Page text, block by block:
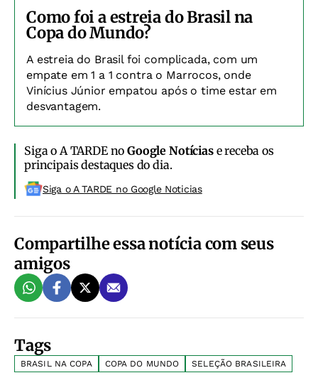
Como foi a estreia do Brasil na
Copa do Mundo?
A estreia do Brasil foi complicada, com um
empate em 1 a 1 contra o Marrocos, onde
Vinícius Júnior empatou após o time estar em
desvantagem.
Siga o A TARDE noGoogle Notíciase receba os
principais destaques do dia.
Siga o A TARDE no Google Noticias
Compartilhe essa notícia com seus
amigos
Tags
BRASIL NA COPA COPA DO MUNDO SELEÇÃO BRASILEIRA